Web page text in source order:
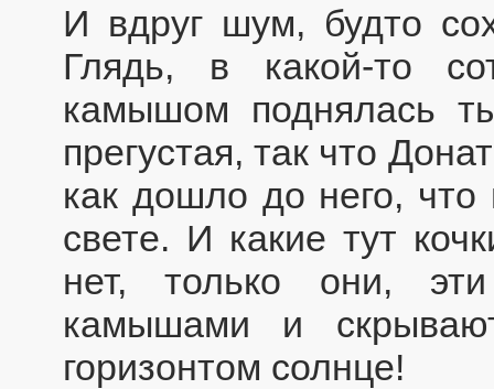
И вдруг шум, будто
Глядь, в какой-то
камышом поднялась
прегустая, так что
как дошло до него,
свете. И какие тут
нет, только они,
камышами и
горизонтом солнце!